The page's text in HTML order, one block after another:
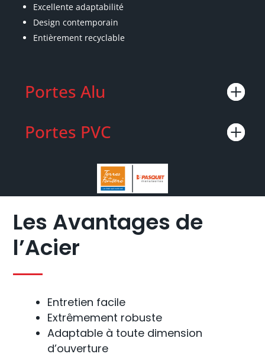
Excellente adaptabilité
Design contemporain
Entièrement recyclable
Portes Alu
Portes PVC
Les Avantages de
l’Acier
Entretien facile
Extrêmement robuste
Adaptable à toute dimension
d’ouverture